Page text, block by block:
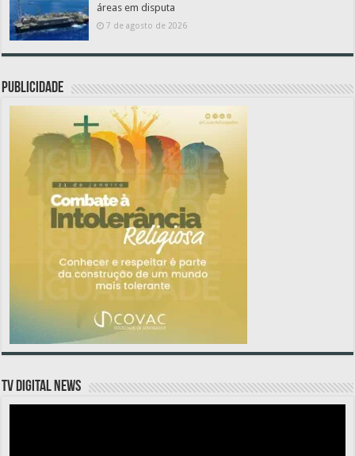
áreas em disputa
7 de agosto de 2026
PUBLICIDADE
TV DIGITAL NEWS